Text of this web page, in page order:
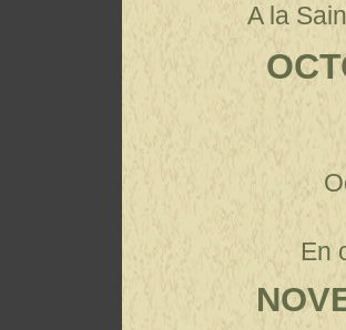
Ala
En